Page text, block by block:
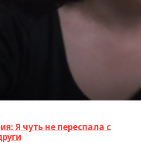
Я чуть не переспала с